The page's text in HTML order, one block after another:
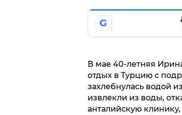
G
В мае 40-летняя
отдых в Турцию с
захлебнулась водой
извлекли из воды,
анталийскую